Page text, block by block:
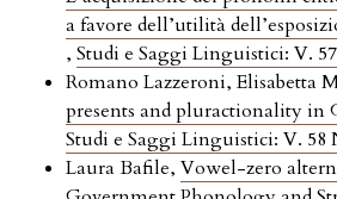
a favore dell’utilità
, Studi e Saggi Linguistici: V.
Romano Lazzeroni, Elisabetta
presents and pluractionality in
Studi e Saggi Linguistici: V. 58
Laura Bafile, Vowel-zero